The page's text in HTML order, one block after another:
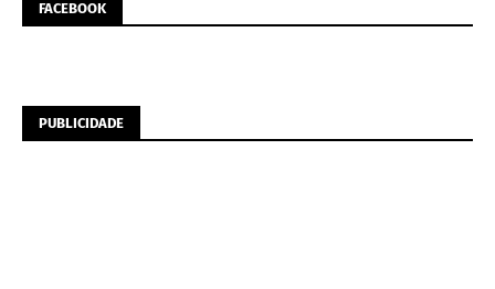
FACEBOOK
PUBLICIDADE